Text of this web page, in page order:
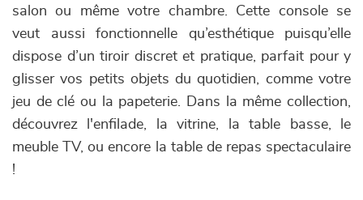
salon ou même votre chambre. Cette console se
veut aussi fonctionnelle qu’esthétique puisqu’elle
dispose d’un tiroir discret et pratique, parfait pour y
glisser vos petits objets du quotidien, comme votre
jeu de clé ou la papeterie. Dans la même collection,
découvrez l'enfilade, la vitrine, la table basse, le
meuble TV, ou encore la table de repas spectaculaire
!